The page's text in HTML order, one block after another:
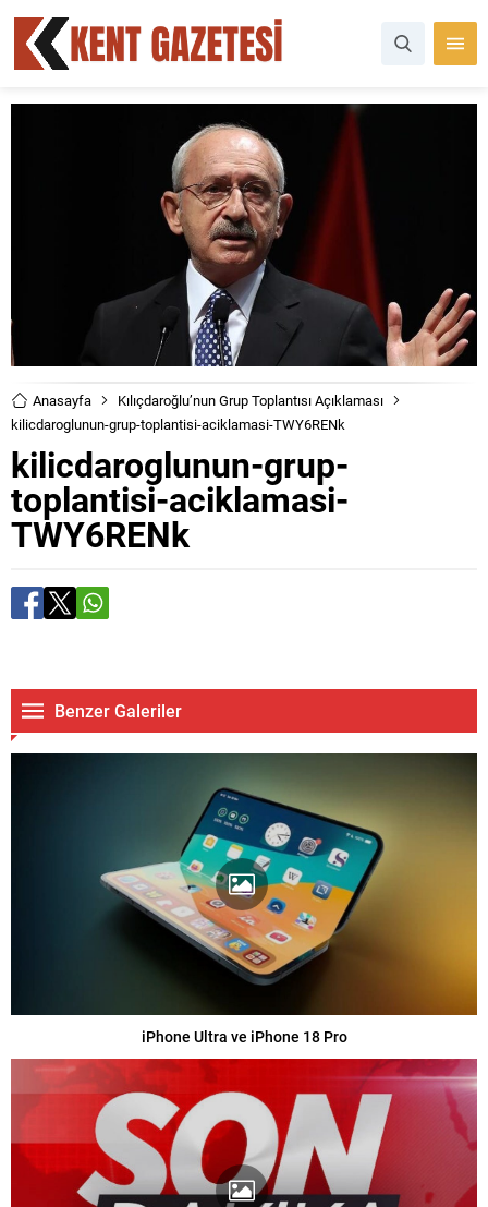
Anasayfa
Kılıçdaroğlu’nun Grup Toplantısı Açıklaması
kilicdaroglunun-grup-toplantisi-aciklamasi-TWY6RENk
kilicdaroglunun-grup-
toplantisi-aciklamasi-
TWY6RENk
Benzer Galeriler
iPhone Ultra ve iPhone 18 Pro